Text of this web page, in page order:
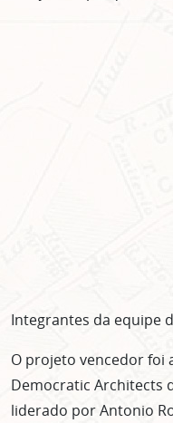
Integrantes da equipe
O projeto vencedor foi
Democratic Architects
liderado por Antonio